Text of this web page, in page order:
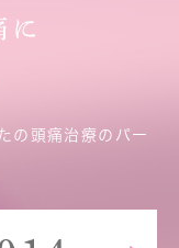
に
の頭痛治療のパー